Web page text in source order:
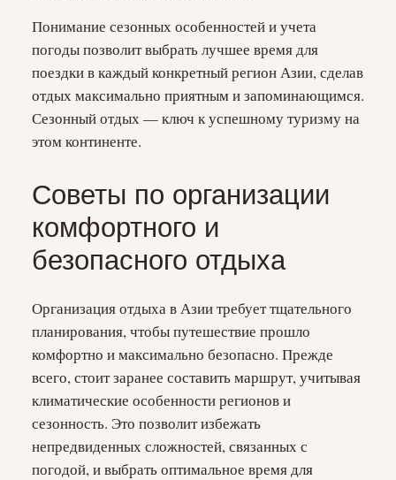
Понимание сезонных особенностей и учета
погоды позволит выбрать лучшее время для
поездки в каждый конкретный регион Азии, сделав
отдых максимально приятным и запоминающимся.
Сезонный отдых — ключ к успешному туризму на
этом континенте.
Советы по организации
комфортного и
безопасного отдыха
Организация отдыха в Азии требует тщательного
планирования, чтобы путешествие прошло
комфортно и максимально безопасно. Прежде
всего, стоит заранее составить маршрут, учитывая
климатические особенности регионов и
сезонность. Это позволит избежать
непредвиденных сложностей, связанных с
погодой, и выбрать оптимальное время для